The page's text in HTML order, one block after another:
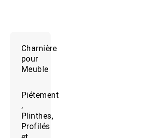
Charnière
pour
Meuble
Piétement
,
Plinthes,
Profilés